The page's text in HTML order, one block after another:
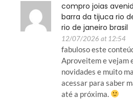
compro joias
barra da tijuca rio
rio de janeiro brasil
12/07/2026 at 12:54
fabuloso este
Aproveitem e vejam
novidades e muito
acessar para saber
até a próxima.